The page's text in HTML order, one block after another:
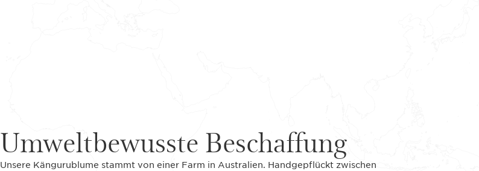
Umweltbewusste Beschaffung
Unsere Kängurublume stammt von einer Farm in Australien. Handgepflückt zwischen